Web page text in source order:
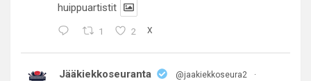
huippuartistit
1 2 X
Jääkiekkoseuranta @jaakiekkoseura2
·